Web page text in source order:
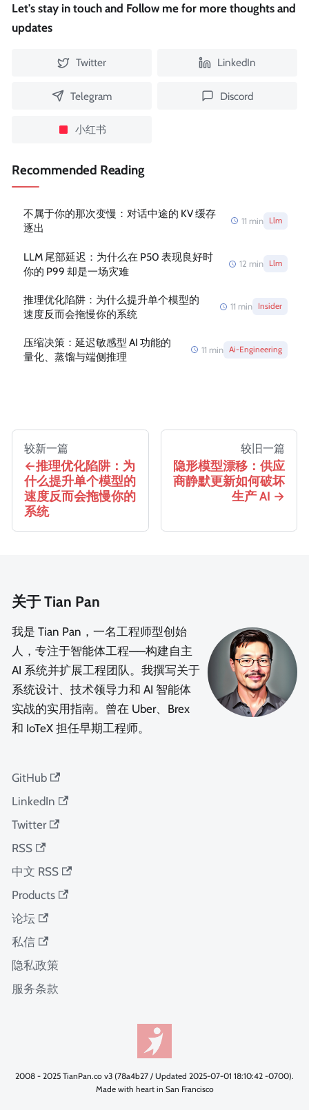
Let's stay in touch and Follow me for more thoughts and
updates
Twitter LinkedIn
Telegram Discord
小红书
Recommended Reading
不属于你的那次变慢：对话中途的 KV 缓存
逐出
11 min Llm
LLM 尾部延迟：为什么在 P50 表现良好时
你的 P99 却是一场灾难
12 min Llm
推理优化陷阱：为什么提升单个模型的
速度反而会拖慢你的系统
11 min Insider
压缩决策：延迟敏感型 AI 功能的
量化、蒸馏与端侧推理
11 min Ai-Engineering
较新一篇
推理优化陷阱：为
什么提升单个模型的
速度反而会拖慢你的
系统
较旧一篇
隐形模型漂移：供应
商静默更新如何破坏
生产 AI
关于 Tian Pan
我是 Tian Pan，一名工程师型创始
人，专注于智能体工程——构建自主
AI 系统并扩展工程团队。我撰写关于
系统设计、技术领导力和 AI 智能体
实战的实用指南。曾在 Uber、Brex
和 IoTeX 担任早期工程师。
GitHub
LinkedIn
Twitter
RSS
中文 RSS
Products
论坛
私信
隐私政策
服务条款
2008 - 2025 TianPan.co v3 (78a4b27 / Updated 2025-07-01 18:10:42 -0700).
Made with heart in San Francisco